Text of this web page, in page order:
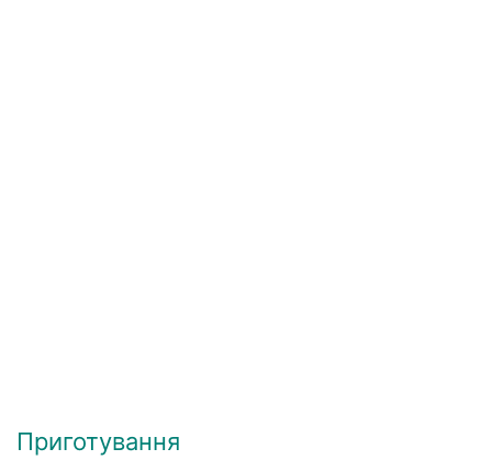
Приготування